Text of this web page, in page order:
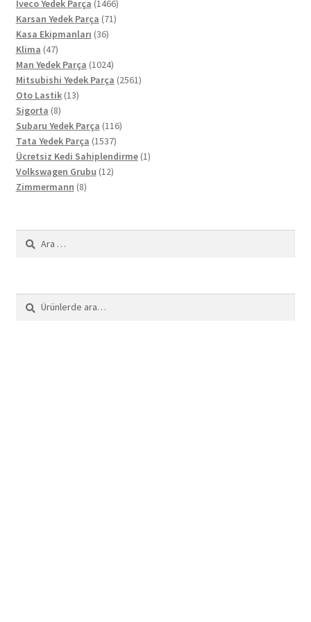
İveco Yedek Parça 1466
ürün
Karsan Yedek Parça 7171
Kasa Ekipmanları 3636
Klima 4747
ürün
Man Yedek Parça 10241024
ürün
Mitsubishi Yedek Parça 25612561
Oto Lastik 1313
Sigorta 88
ürün
Subaru Yedek Parça 116116
Tata Yedek Parça 15371537
ürün
Ücretsiz Kedi Sahiplendirme 11
Volkswagen Grubu 1212
Zimmermann 88
Arama:
Ara:
Ara